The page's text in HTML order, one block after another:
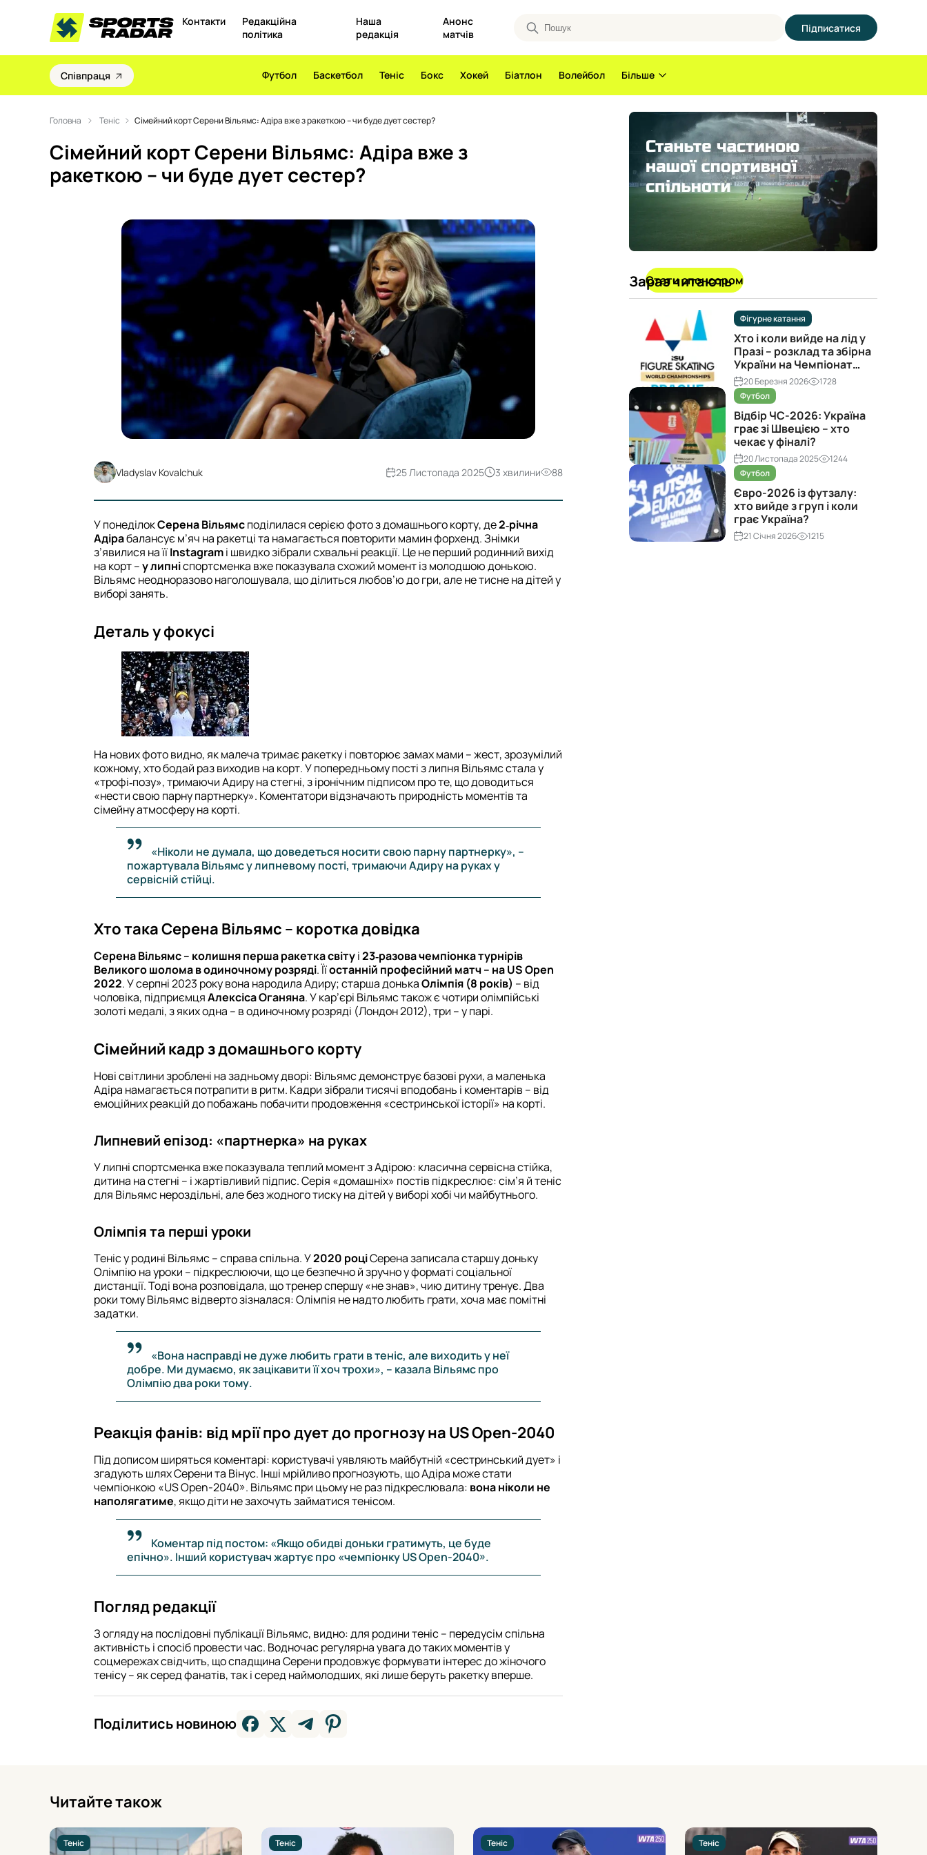
Контакти
Редакційна
політика
Наша
редакція
Анонс
матчів
Підписатися
Співпраця Футбол Баскетбол Теніс Бокс Хокей Біатлон Волейбол Більше
Стати спонсором
Головна Теніс Сімейний корт Серени Вільямс: Адіра вже з ракеткою – чи буде дует сестер?
Сімейний корт Серени Вільямс: Адіра вже з
ракеткою – чи буде дует сестер?
Vladyslav Kovalchuk 3 хвилини 88
25 Листопада 2025
У понеділокСерена Вільямсподілилася серією фото з домашнього корту, де2‑річна
Адірабалансує м’яч на ракетці та намагається повторити мамин форхенд. Знімки
з’явилися на їїInstagramі швидко зібрали схвальні реакції. Це не перший родинний вихід
на корт –у липніспортсменка вже показувала схожий момент із молодшою донькою.
Вільямс неодноразово наголошувала, що ділиться любов’ю до гри, але не тисне на дітей у
виборі занять.
Деталь у фокусі
На нових фото видно, як малеча тримає ракетку і повторює замах мами – жест, зрозумілий
кожному, хто бодай раз виходив на корт. У попередньому пості з липня Вільямс стала у
«трофі‑позу», тримаючи Адиру на стегні, з іронічним підписом про те, що доводиться
«нести свою парну партнерку». Коментатори відзначають природність моментів та
сімейну атмосферу на корті.
«Ніколи не думала, що доведеться носити свою парну партнерку», –
пожартувала Вільямс у липневому пості, тримаючи Адиру на руках у
сервісній стійці.
Хто така Серена Вільямс – коротка довідка
Серена Вільямс – колишня перша ракетка світуі23‑разова чемпіонка турнірів
Великого шолома в одиночному розряді. Їїостанній професійний матч – на US Open
2022. У серпні 2023 року вона народила Адиру; старша донькаОлімпія (8 років) – від
чоловіка, підприємцяАлексіса Оганяна. У кар’єрі Вільямс також є чотири олімпійські
золоті медалі, з яких одна – в одиночному розряді (Лондон 2012), три – у парі.
Сімейний кадр з домашнього корту
Нові світлини зроблені на задньому дворі: Вільямс демонструє базові рухи, а маленька
Адіра намагається потрапити в ритм. Кадри зібрали тисячі вподобань і коментарів – від
емоційних реакцій до побажань побачити продовження «сестринської історії» на корті.
Липневий епізод: «партнерка» на руках
У липні спортсменка вже показувала теплий момент з Адірою: класична сервісна стійка,
дитина на стегні – і жартівливий підпис. Серія «домашніх» постів підкреслює: сім’я й теніс
для Вільямс нероздільні, але без жодного тиску на дітей у виборі хобі чи майбутнього.
Олімпія та перші уроки
Теніс у родині Вільямс – справа спільна. У2020 роціСерена записала старшу доньку
Олімпію на уроки – підкреслюючи, що це безпечно й зручно у форматі соціальної
дистанції. Тоді вона розповідала, що тренер спершу «не знав», чию дитину тренує. Два
роки тому Вільямс відверто зізналася: Олімпія не надто любить грати, хоча має помітні
задатки.
«Вона насправді не дуже любить грати в теніс, але виходить у неї
добре. Ми думаємо, як зацікавити її хоч трохи», – казала Вільямс про
Олімпію два роки тому.
Реакція фанів: від мрії про дует до прогнозу на US Open-2040
Під дописом ширяться коментарі: користувачі уявляють майбутній «сестринський дует» і
згадують шлях Серени та Вінус. Інші мрійливо прогнозують, що Адіра може стати
чемпіонкою «US Open-2040». Вільямс при цьому не раз підкреслювала: вона ніколи не
наполягатиме, якщо діти не захочуть займатися тенісом.
Коментар під постом: «Якщо обидві доньки гратимуть, це буде
епічно». Інший користувач жартує про «чемпіонку US Open-2040».
Погляд редакції
З огляду на послідовні публікації Вільямс, видно: для родини теніс – передусім спільна
активність і спосіб провести час. Водночас регулярна увага до таких моментів у
соцмережах свідчить, що спадщина Серени продовжує формувати інтерес до жіночого
тенісу – як серед фанатів, так і серед наймолодших, які лише беруть ракетку вперше.
Поділитись новиною
Зараз читають
Фігурне катання
Хто і коли вийде на лід у
Празі – розклад та збірна
України на Чемпіонат
світу з фігурного катання
2026
20 Березня 2026
1728
Футбол
Відбір ЧС-2026: Україна
грає зі Швецією – хто
чекає у фіналі?
20 Листопада 2025
1244
Футбол
Євро-2026 із футзалу:
хто вийде з груп і коли
грає Україна?
21 Січня 2026 1215
Читайте також
Теніс Теніс Теніс Теніс